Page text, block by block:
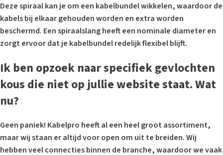
Deze spiraal kan je om een kabelbundel wikkelen, waardoor de
kabels bij elkaar gehouden worden en extra worden
beschermd. Een spiraalslang heeft een nominale diameter en
zorgt ervoor dat je kabelbundel redelijk flexibel blijft.
Ik ben opzoek naar specifiek gevlochten
kous die niet op jullie website staat. Wat
nu?
Geen paniek! Kabelpro heeft al een heel groot assortiment,
maar wij staan er altijd voor open om uit te breiden. Wij
hebben veel connecties binnen de branche, waardoor we vaak